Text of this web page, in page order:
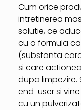
Cum orice
intretinerea
solutie, ce
cu o formula
(substanta
si care
dupa
end-user si
cu un